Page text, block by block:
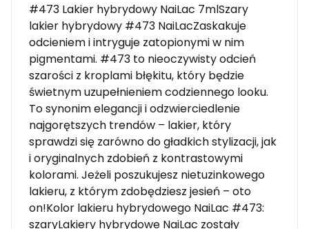
#473 Lakier hybrydowy NaiLac 7mlSzary
lakier hybrydowy #473 NaiLacZaskakuje
odcieniem i intryguje zatopionymi w nim
pigmentami. #473 to nieoczywisty odcień
szarości z kroplami błękitu, który będzie
świetnym uzupełnieniem codziennego looku.
To synonim elegancji i odzwierciedlenie
najgorętszych trendów – lakier, który
sprawdzi się zarówno do gładkich stylizacji, jak
i oryginalnych zdobień z kontrastowymi
kolorami. Jeżeli poszukujesz nietuzinkowego
lakieru, z którym zdobędziesz jesień – oto
on!Kolor lakieru hybrydowego NaiLac #473:
szaryLakiery hybrydowe NaiLac zostały